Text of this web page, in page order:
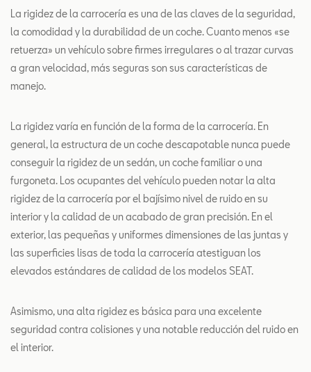
La rigidez de la carrocería es una de las claves de la seguridad,
la comodidad y la durabilidad de un coche. Cuanto menos «se
retuerza» un vehículo sobre firmes irregulares o al trazar curvas
a gran velocidad, más seguras son sus características de
manejo.
La rigidez varía en función de la forma de la carrocería. En
general, la estructura de un coche descapotable nunca puede
conseguir la rigidez de un sedán, un coche familiar o una
furgoneta. Los ocupantes del vehículo pueden notar la alta
rigidez de la carrocería por el bajísimo nivel de ruido en su
interior y la calidad de un acabado de gran precisión. En el
exterior, las pequeñas y uniformes dimensiones de las juntas y
las superficies lisas de toda la carrocería atestiguan los
elevados estándares de calidad de los modelos SEAT.
Asimismo, una alta rigidez es básica para una excelente
seguridad contra colisiones y una notable reducción del ruido en
el interior.